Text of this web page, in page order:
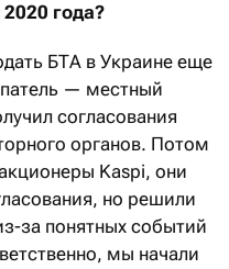
года?
БТА в Украине еще
— местный
согласования
органов. Потом
Kaspi, они
но решили
за понятных событий
мы начали